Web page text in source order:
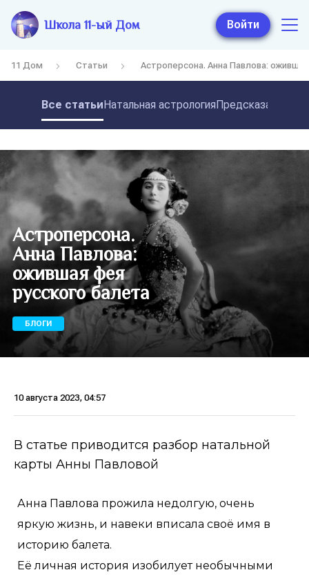
Школа 11-ый Дом Войти
11 Дом Статьи Астроперсона. Анна Павлова:
Все статьиНатальная астрология
Астроперсона.
Анна Павлова:
ожившая фея
русского балета
БЛОГИ
10 августа 2023, 04:57
В статье приводится разбор натальной
карты Анны Павловой
Анна Павлова прожила недолгую, очень
яркую жизнь, и навеки вписала своё имя в
историю балета.
Её личная история изобилует необычными